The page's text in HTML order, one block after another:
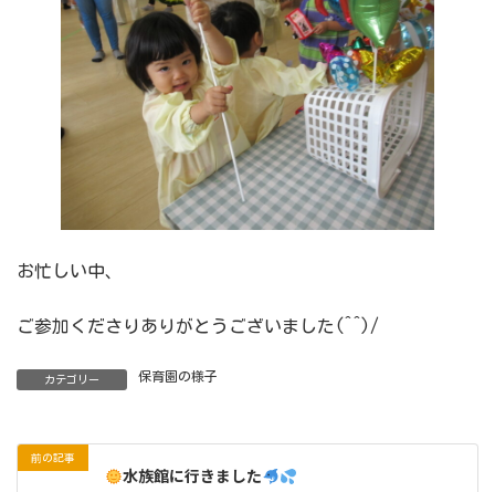
お忙しい中、
ご参加くださりありがとうございました(^^)/
カテゴリー 保育園の様子
前の記事
水族館に行きました